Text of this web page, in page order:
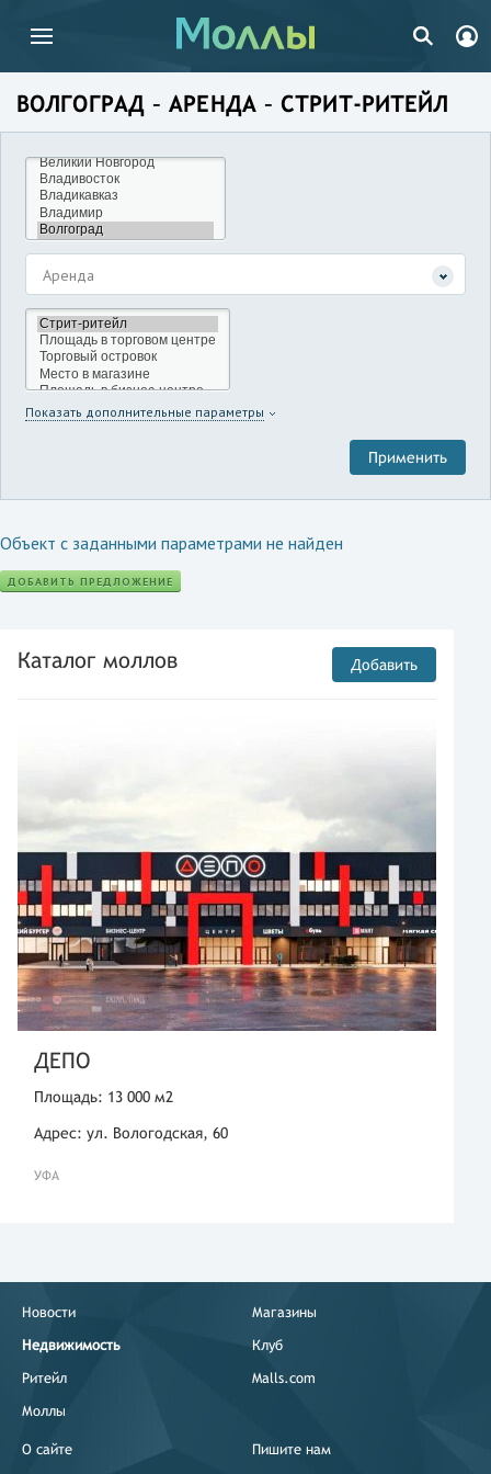
ВОЛГОГРАД – АРЕНДА – СТРИТ-РИТЕЙЛ
Аренда
Показать дополнительные параметры
Объект с заданными параметрами не найден
ДОБАВИТЬ ПРЕДЛОЖЕНИЕ
Каталог моллов Добавить
ДЕПО
Площадь: 13 000 м2
Адрес: ул. Вологодская, 60
УФА
Новости
Недвижимость
Ритейл
Моллы
Магазины
Клуб
Malls.com
О сайте Пишите нам